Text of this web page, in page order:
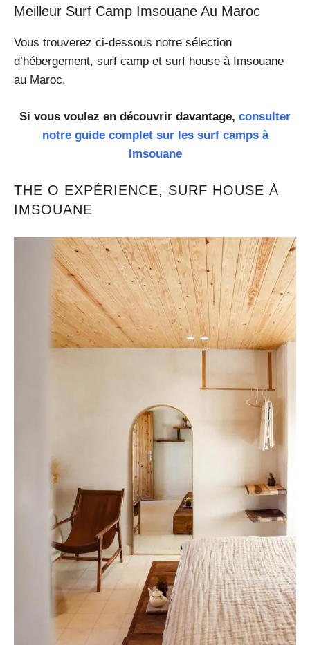
Meilleur Surf Camp Imsouane Au Maroc
Vous trouverez ci-dessous notre sélection
d’hébergement, surf camp et surf house à Imsouane
au Maroc.
Si vous voulez en découvrir davantage, consulter
notre guide complet sur les surf camps à
Imsouane
THE O EXPÉRIENCE, SURF HOUSE À
IMSOUANE